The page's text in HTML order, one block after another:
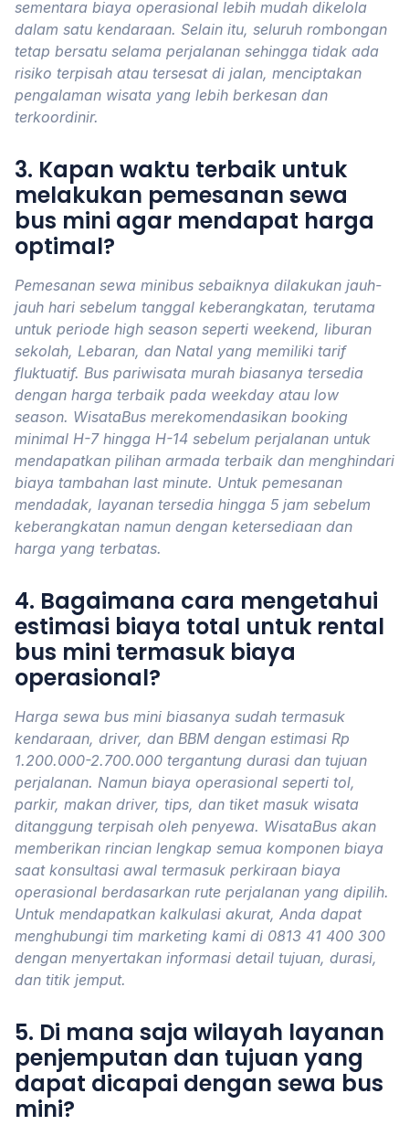
sementara biaya operasional lebih mudah dikelola
dalam satu kendaraan. Selain itu, seluruh rombongan
tetap bersatu selama perjalanan sehingga tidak ada
risiko terpisah atau tersesat di jalan, menciptakan
pengalaman wisata yang lebih berkesan dan
terkoordinir.
3. Kapan waktu terbaik untuk
melakukan pemesanan sewa
bus mini agar mendapat harga
optimal?
Pemesanan sewa minibus sebaiknya dilakukan jauh-
jauh hari sebelum tanggal keberangkatan, terutama
untuk periode high season seperti weekend, liburan
sekolah, Lebaran, dan Natal yang memiliki tarif
fluktuatif. Bus pariwisata murah biasanya tersedia
dengan harga terbaik pada weekday atau low
season. WisataBus merekomendasikan booking
minimal H-7 hingga H-14 sebelum perjalanan untuk
mendapatkan pilihan armada terbaik dan menghindari
biaya tambahan last minute. Untuk pemesanan
mendadak, layanan tersedia hingga 5 jam sebelum
keberangkatan namun dengan ketersediaan dan
harga yang terbatas.
4. Bagaimana cara mengetahui
estimasi biaya total untuk rental
bus mini termasuk biaya
operasional?
Harga sewa bus mini biasanya sudah termasuk
kendaraan, driver, dan BBM dengan estimasi Rp
1.200.000-2.700.000 tergantung durasi dan tujuan
perjalanan. Namun biaya operasional seperti tol,
parkir, makan driver, tips, dan tiket masuk wisata
ditanggung terpisah oleh penyewa. WisataBus akan
memberikan rincian lengkap semua komponen biaya
saat konsultasi awal termasuk perkiraan biaya
operasional berdasarkan rute perjalanan yang dipilih.
Untuk mendapatkan kalkulasi akurat, Anda dapat
menghubungi tim marketing kami di 0813 41 400 300
dengan menyertakan informasi detail tujuan, durasi,
dan titik jemput.
5. Di mana saja wilayah layanan
penjemputan dan tujuan yang
dapat dicapai dengan sewa bus
mini?